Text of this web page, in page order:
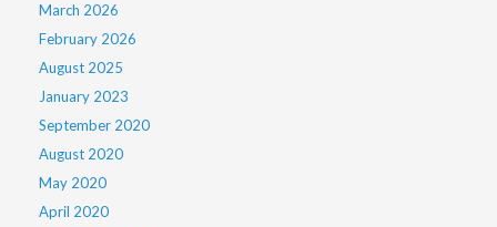
March 2026
February 2026
August 2025
January 2023
September 2020
August 2020
May 2020
April 2020